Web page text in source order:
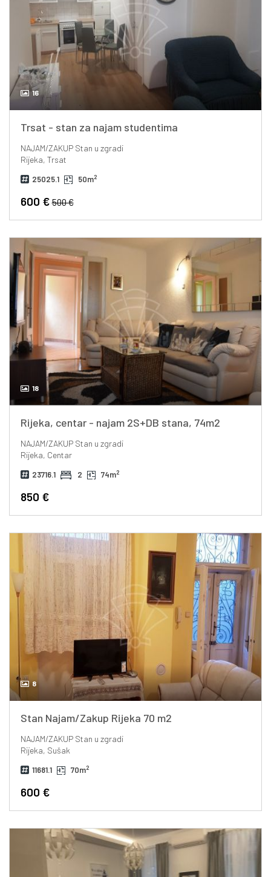
16
Trsat - stan za najam studentima
NAJAM/ZAKUPStan u zgradi
Rijeka, Trsat
25025.1 50m2
600 €500 €
18
Rijeka, centar - najam 2S+DB stana, 74m2
NAJAM/ZAKUPStan u zgradi
Rijeka, Centar
23716.1 2 74m2
850 €
8
Stan Najam/Zakup Rijeka 70 m2
NAJAM/ZAKUPStan u zgradi
Rijeka, Sušak
11681.1 70m2
600 €